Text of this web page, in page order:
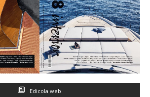
Edicola web